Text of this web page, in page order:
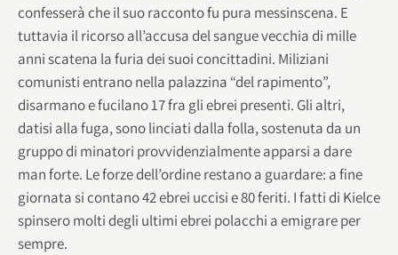
confesserà che il suo racconto fu pura messinscena. E
tuttavia il ricorso all’accusa del sangue vecchia di mille
anni scatena la furia dei suoi concittadini. Miliziani
comunisti entrano nella palazzina “del rapimento”,
disarmano e fucilano 17 fra gli ebrei presenti. Gli altri,
datisi alla fuga, sono linciati dalla folla, sostenuta da un
gruppo di minatori provvidenzialmente apparsi a dare
man forte. Le forze dell’ordine restano a guardare: a fine
giornata si contano 42 ebrei uccisi e 80 feriti. I fatti di Kielce
spinsero molti degli ultimi ebrei polacchi a emigrare per
sempre.